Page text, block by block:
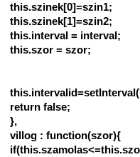
this.szinek[0]=szin1;
this.szinek[1]=szin2;
this.interval = interval;
this.szor = szor;
return false;
},
villog : function(szor){